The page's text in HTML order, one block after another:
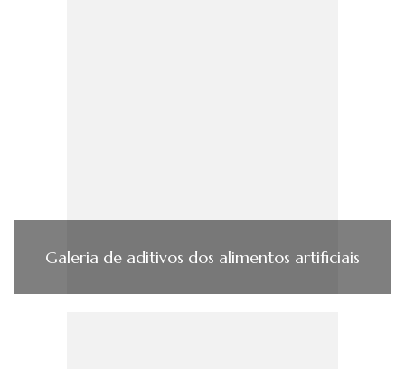
Galeria de aditivos dos alimentos artificiais